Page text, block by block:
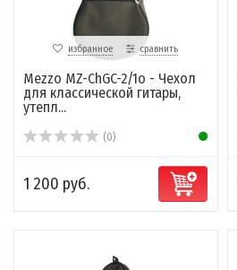
избранное сравнить
Mezzo MZ-ChGC-2/1o - Чехол
для классической гитары,
утепл...
(0)
1 200 руб.